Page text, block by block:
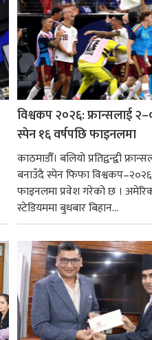
विश्वकप २०२६: फ्रान्सलाई
स्पेन १६ वर्षपछि फाइनलमा
काठमाडौँ। बलियो प्रतिद्वन्द्वी
बनाउँदै स्पेन फिफा
फाइनलमा प्रवेश गरेको छ ।
स्टेडियममा बुधबार बिहान...